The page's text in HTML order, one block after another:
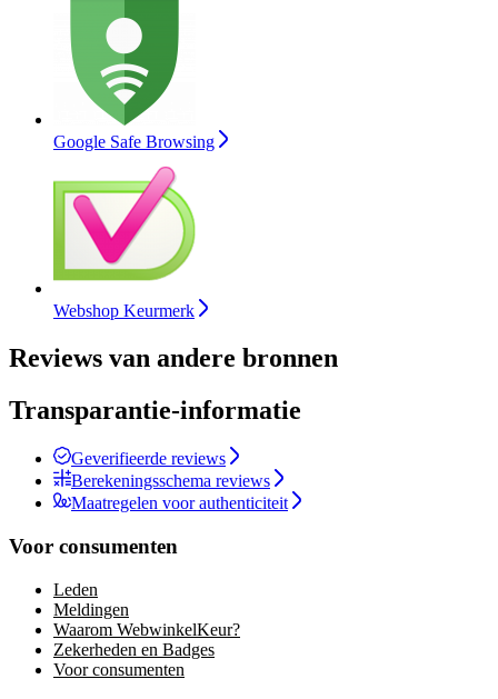
Google Safe Browsing
Webshop Keurmerk
Reviews van andere bronnen
Transparantie-informatie
Geverifieerde reviews
Berekeningsschema reviews
Maatregelen voor authenticiteit
Voor consumenten
Leden
Meldingen
Waarom WebwinkelKeur?
Zekerheden en Badges
Voor consumenten